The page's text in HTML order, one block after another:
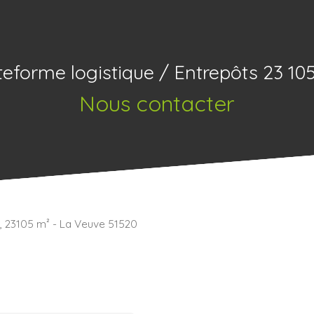
logistique / Entrepôts 23
Nous contacter
m² - La Veuve 51520